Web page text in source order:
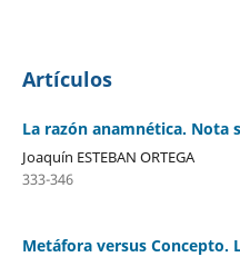
Artículos
La razón anamnética. Nota
Joaquín ESTEBAN ORTEGA
333-346
Metáfora versus Concepto.